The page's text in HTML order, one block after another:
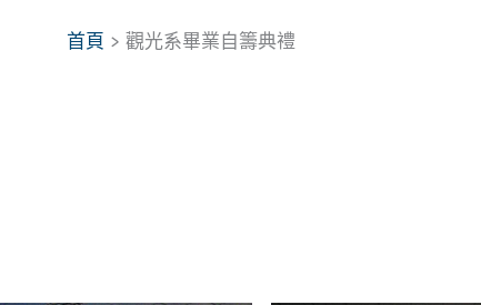
首頁 觀光系畢業自籌典禮